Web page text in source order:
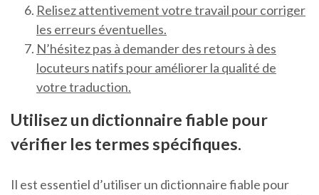
Relisez attentivement votre travail pour corriger
les erreurs éventuelles.
N’hésitez pas à demander des retours à des
locuteurs natifs pour améliorer la qualité de
votre traduction.
Utilisez un dictionnaire fiable pour
vérifier les termes spécifiques.
Il est essentiel d’utiliser un dictionnaire fiable pour